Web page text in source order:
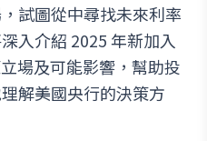
試圖從中尋找未來利率
入介紹 2025 年新加入
場及可能影響，幫助投
解美國央行的決策方